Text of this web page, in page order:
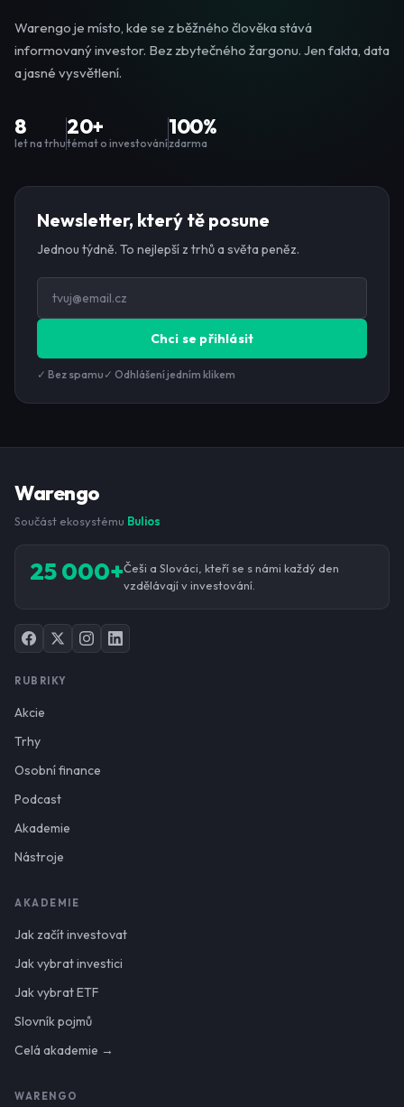
Warengo je místo, kde se z běžného člověka stává
informovaný investor. Bez zbytečného žargonu. Jen fakta, data
a jasné vysvětlení.
8
let na trhu
20+
témat o investování
100%
zdarma
Newsletter, který tě posune
Jednou týdně. To nejlepší z trhů a světa peněz.
Chci se přihlásit
✓ Bez spamu ✓ Odhlášení jedním klikem
Warengo
Součást ekosystému Bulios
25 000+Češi a Slováci, kteří se s námi každý den
vzdělávají v investování.
RUBRIKY
Akcie
Trhy
Osobní finance
Podcast
Akademie
Nástroje
AKADEMIE
Jak začít investovat
Jak vybrat investici
Jak vybrat ETF
Slovník pojmů
Celá akademie →
WARENGO